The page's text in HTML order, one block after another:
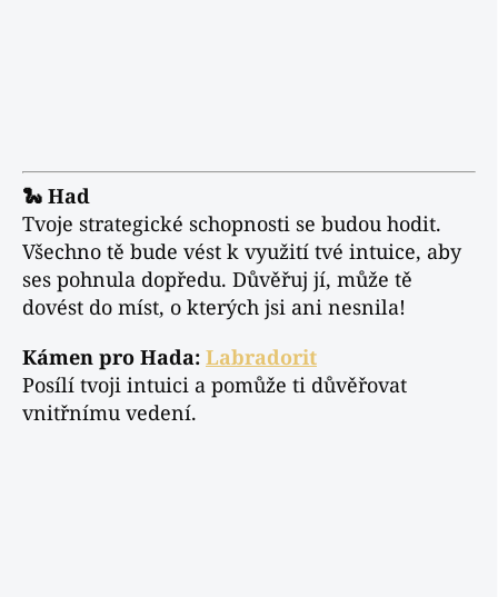
🐍 Had
Tvoje strategické schopnosti se budou hodit.
Všechno tě bude vést k využití tvé intuice, aby
ses pohnula dopředu. Důvěřuj jí, může tě
dovést do míst, o kterých jsi ani nesnila!
Kámen pro Hada: Labradorit
Posílí tvoji intuici a pomůže ti důvěřovat
vnitřnímu vedení.